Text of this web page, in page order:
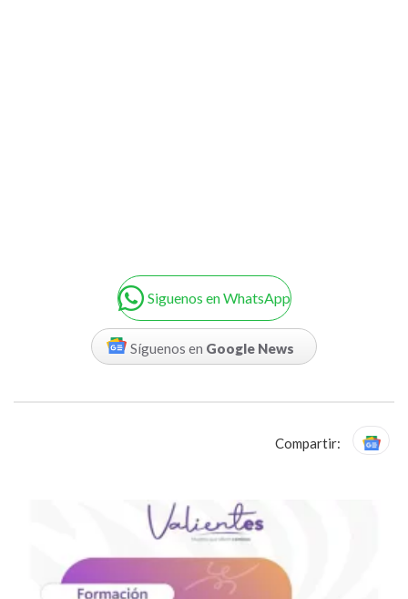
Siguenos en WhatsApp
Síguenos en Google News
Compartir: